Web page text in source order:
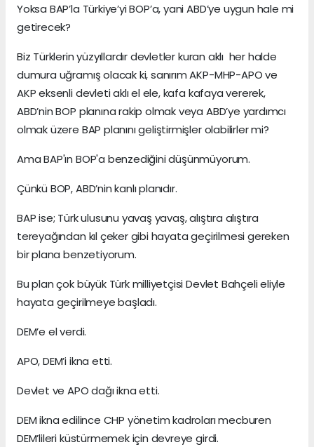
Yoksa BAP’la Türkiye’yi BOP’a, yani ABD’ye uygun hale mi
getirecek?
Biz Türklerin yüzyıllardır devletler kuran aklı her halde
dumura uğramış olacak ki, sanırım AKP-MHP-APO ve
AKP eksenli devleti aklı el ele, kafa kafaya vererek,
ABD’nin BOP planına rakip olmak veya ABD’ye yardımcı
olmak üzere BAP planını geliştirmişler olabilirler mi?
Ama BAP'ın BOP'a benzediğini düşünmüyorum.
Çünkü BOP, ABD’nin kanlı planıdır.
BAP ise; Türk ulusunu yavaş yavaş, alıştıra alıştıra
tereyağından kıl çeker gibi hayata geçirilmesi gereken
bir plana benzetiyorum.
Bu plan çok büyük Türk milliyetçisi Devlet Bahçeli eliyle
hayata geçirilmeye başladı.
DEM’e el verdi.
APO, DEM’i ikna etti.
Devlet ve APO dağı ikna etti.
DEM ikna edilince CHP yönetim kadroları mecburen
DEM’lileri küstürmemek için devreye girdi.